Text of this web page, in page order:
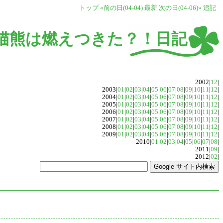
トップ «前の日(04-04) 最新 次の日(04-06)» 追記
熊は燃えつきた？！日記
2002|12|
2003|01|02|03|04|05|06|07|08|09|10|11|12|
2004|01|02|03|04|05|06|07|08|09|10|11|12|
2005|01|02|03|04|05|06|07|08|09|10|11|12|
2006|01|02|03|04|05|06|07|08|09|10|11|12|
2007|01|02|03|04|05|06|07|08|09|10|11|12|
2008|01|02|03|04|05|06|07|08|09|10|11|12|
2009|01|02|03|04|05|06|07|08|09|10|11|12|
2010|01|02|03|04|05|06|07|08|
2011|09|
2012|02|